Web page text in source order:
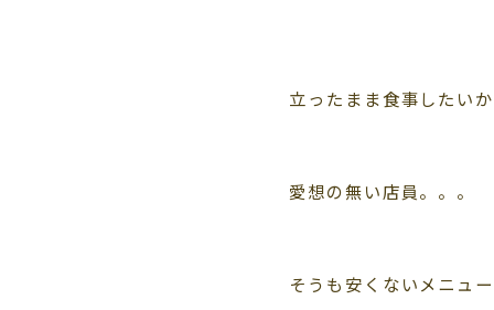
立ったまま食事したい
愛想の無い店員。。。
そうも安くないメニュー